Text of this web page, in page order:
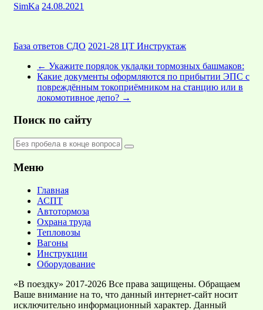
SimKa 24.08.2021
База ответов СДО 2021-28 ЦТ Инструктаж
← Укажите порядок укладки тормозных башмаков:
Какие документы оформляются по прибытии ЭПС с
повреждённым токоприёмником на станцию или в
локомотивное депо? →
Поиск по сайту
Меню
Главная
АСПТ
Автотормоза
Охрана труда
Тепловозы
Вагоны
Инструкции
Оборудование
«В поездку» 2017-2026 Все права защищены. Обращаем
Ваше внимание на то, что данный интернет-сайт носит
исключительно информационный характер. Данный